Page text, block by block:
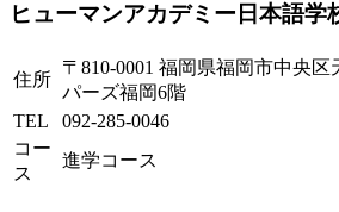
ヒューマンアカデミー日本語学
住所
〒810-0001 福岡県福岡市中央区
パーズ福岡6階
TEL
092-285-0046
コー
ス
進学コース